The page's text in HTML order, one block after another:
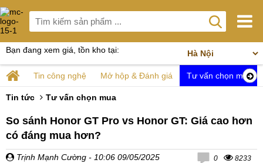
Bạn đang xem giá, tồn kho tại:
Tin công nghệ Mở hộp & Đánh giá Tư vấn chọn mua
Tin tức Tư vấn chọn mua
So sánh Honor GT Pro vs Honor GT: Giá cao hơn
có đáng mua hơn?
Trịnh Mạnh Cường - 10:06 09/05/2025
0 8233